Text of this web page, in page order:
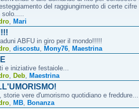
del raggiungimento di certe cifre
Mari
ABFU in giro per il mondo!!!!!
discostu Mony76 Maestrina
e iniziative festaiole...
Deb Maestrina
storie vere d'umorismo quotidiano e
MB Bonanza